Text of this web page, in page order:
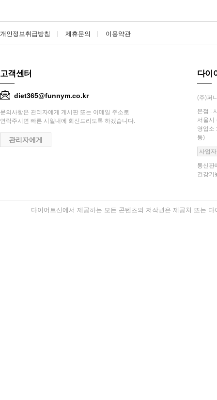
개인정보취급방침 제휴문의 이용약관
고객센터
diet365@funnym.co.kr
문의사항은 관리자에게 게시판 또는 이메일 주소로
연락주시면 빠른 시일내에 회신드리도록 하겠습니다.
관리자에게
다이
(주)퍼
본점 :
서울시
영업소
동)
사업
통신판
건강기
다이어트신에서 제공하는 모든 콘텐츠의 저작권은 제공처 또는